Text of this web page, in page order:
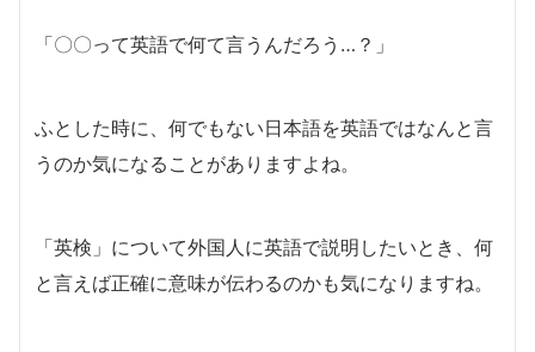
「〇〇って英語で何て言うんだろう…？」
ふとした時に、何でもない日本語を英語ではなんと言
うのか気になることがありますよね。
「英検」について外国人に英語で説明したいとき、何
と言えば正確に意味が伝わるのかも気になりますね。